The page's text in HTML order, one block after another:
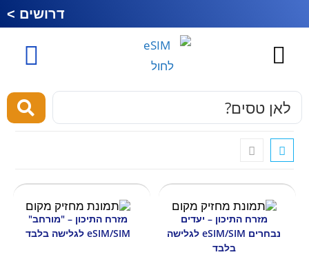
דרושים >
מזרח התיכון – יעדים
נבחרים eSIM/SIM לגלישה
בלבד
מזרח התיכון – "מורחב"
eSIM/SIM לגלישה בלבד